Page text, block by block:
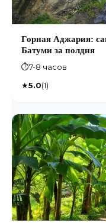
Горная Аджария:
Батуми за полдня
⏱7-8 часов
★5.0(1)